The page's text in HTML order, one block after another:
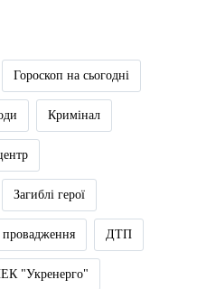
Гороскоп на сьогодні
Кримінал
Загиблі герої
ДТП
"Укренерго"